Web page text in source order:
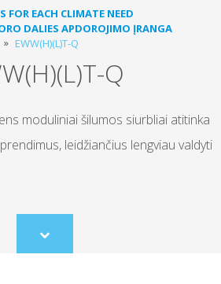
FOR EACH CLIMATE NEED
DALIES APDOROJIMO ĮRANGA
EWW(H)(L)T-Q
Q
moduliniai šilumos siurbliai atitinka
leidžiančius lengviau valdyti
Scroll
to